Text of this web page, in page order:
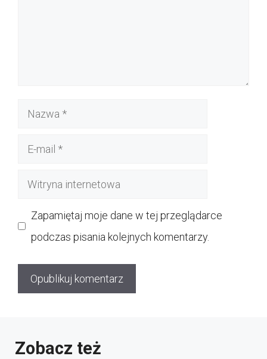
Nazwa
Witryna
Zapamiętaj moje dane w tej przeglądarce
podczas pisania kolejnych komentarzy.
Zobacz też